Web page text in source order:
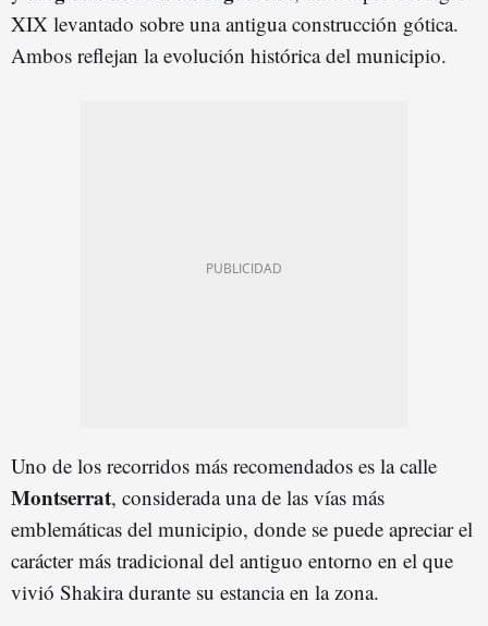
XIX levantado sobre una antigua construcción gótica.
Ambos reflejan la evolución histórica del municipio.
Uno de los recorridos más recomendados es la calle
Montserrat, considerada una de las vías más
emblemáticas del municipio, donde se puede apreciar el
carácter más tradicional del antiguo entorno en el que
vivió Shakira durante su estancia en la zona.